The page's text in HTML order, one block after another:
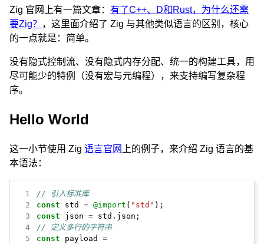
Zig 官网上有一篇文章： 有了C++、D和Rust，为什么还需
要Zig？ ，这里面介绍了 Zig 与其他类似语言的区别，核心
的一点就是：简单。
没有隐式控制流、没有隐式内存分配、统一的构建工具，用
尽可能少的特例（没有宏与元编程），来支持编写复杂程
序。
Hello World
这一小节使用 Zig 语言官网
上的例子，来介绍 Zig 语言的基
本语法：
1
// 引入标准库
2
const std = @import ( "std" );
3
const json =
std.json;
4
// 定义多行的字符串
5
const payload
=